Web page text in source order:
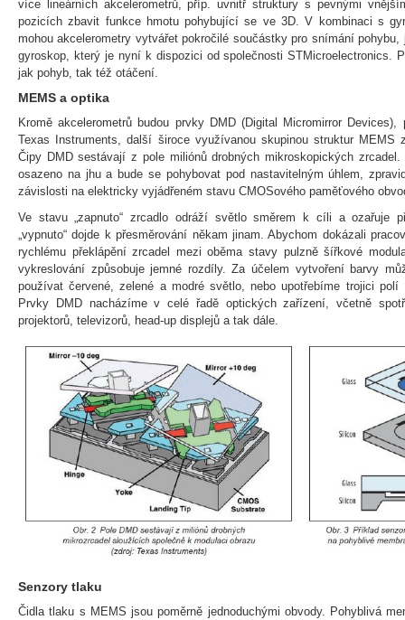
více lineárních akcelerometrů, příp. uvnitř struktury s pevnými
pozicích zbavit funkce hmotu pohybující se ve 3D. V kombinaci s
mohou akcelerometry vytvářet pokročilé součástky pro snímání
gyroskop, který je nyní k dispozici od společnosti STMicroelectronics.
jak pohyb, tak též otáčení.
MEMS a optika
Kromě akcelerometrů budou prvky DMD (Digital Micromirror Devices),
Texas Instruments, další široce využívanou skupinou struktur MEMS
Čipy DMD sestávají z pole miliónů drobných mikroskopických
osazeno na jhu a bude se pohybovat pod nastavitelným úhlem,
závislosti na elektricky vyjádřeném stavu CMOSového paměťového
Ve stavu „zapnuto“ zrcadlo odráží světlo směrem k cíli a ozařuje
„vypnuto“ dojde k přesměrování někam jinam. Abychom dokázali
rychlému překlápění zrcadel mezi oběma stavy pulzně šířkové
vykreslování způsobuje jemné rozdíly. Za účelem vytvoření barvy
používat červené, zelené a modré světlo, nebo upotřebíme trojici
Prvky DMD nacházíme v celé řadě optických zařízení, včetně
projektorů, televizorů, head-up displejů a tak dále.
Senzory tlaku
Čidla tlaku s MEMS jsou poměrně jednoduchými obvody. Pohyblivá